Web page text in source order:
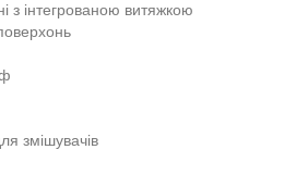
з інтегрованою витяжкою
змішувачів